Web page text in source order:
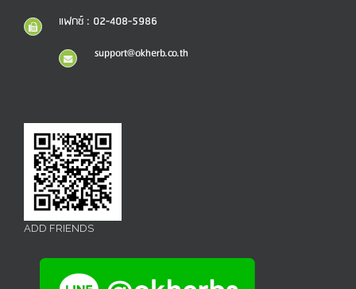
แฟกซ์ : 02-408-5986
support@okherb.co.th
ADD FRIENDS